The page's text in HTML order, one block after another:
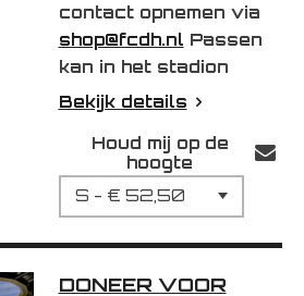
contact opnemen via
shop@fcdh.nl Passen
kan in het stadion
Bekijk details
Houd mij op de
hoogte
DONEER VOOR